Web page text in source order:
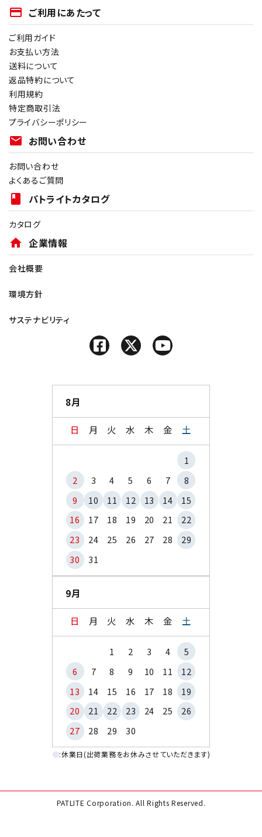
payment ご利用にあたって
ご利用ガイド
お支払い方法
送料について
返品特約について
利用規約
特定商取引法
プライバシーポリシー
mail お問い合わせ
お問い合わせ
よくあるご質問
book パトライトカタログ
カタログ
home 企業情報
会社概要
環境方針
サステナビリティ
8月
日 月 火 水 木 金 土
1
2
3 4 5 6 7
8
9
10 11 12 13 14
15
16
17 18 19 20 21
22
23
24 25 26 27 28
29
30
31
9月
日 月 火 水 木 金 土
1 2 3 4
5
6
7 8 9 10 11
12
13
14 15 16 17 18
19
20
21 22 23 24 25
26
27
28 29 30
●:休業日(出荷業務をお休みさせていただきます)
PATLITE Corporation. All Rights Reserved.